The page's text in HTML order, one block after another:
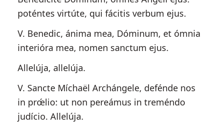
poténtes virtúte, qui fácitis verbum ejus.
V. Benedic, ánima mea, Dóminum, et ómnia
interióra mea, nomen sanctum ejus.
Allelúja, allelúja.
V. Sancte Míchaël Archángele, defénde nos
in prœ́lio: ut non pereámus in treméndo
judício. Allelúja.